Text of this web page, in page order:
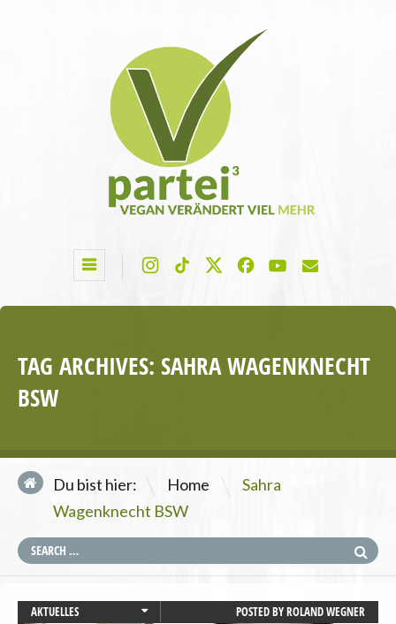
TAG ARCHIVES: SAHRA WAGENKNECHT
BSW
Du bist hier: Home \
Sahra
Wagenknecht BSW
AKTUELLES
POSTED BYROLAND WEGNER